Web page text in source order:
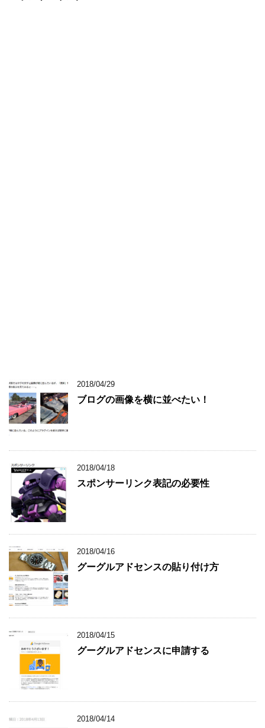
2018/04/29
ブログの画像を横に並べたい！
2018/04/18
スポンサーリンク表記の必要性
2018/04/16
グーグルアドセンスの貼り付け方
2018/04/15
グーグルアドセンスに申請する
2018/04/14